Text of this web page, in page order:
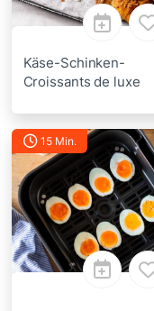
Käse-Schinken-
Croissants de luxe
15 Min.